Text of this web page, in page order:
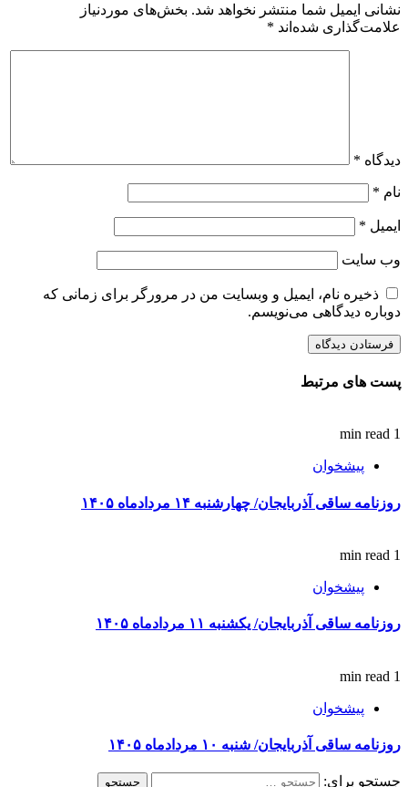
نشانی ایمیل شما منتشر نخواهد شد. بخش‌های موردنیاز
علامت‌گذاری شده‌اند *
دیدگاه *
نام *
ایمیل *
وب‌ سایت
ذخیره نام، ایمیل و وبسایت من در مرورگر برای زمانی که
دوباره دیدگاهی می‌نویسم.
پست های مرتبط
1 min read
پیشخوان
روزنامه ساقی آذربایجان/ چهارشنبه ۱۴ مردادماه ۱۴۰۵
1 min read
پیشخوان
روزنامه ساقی آذربایجان/ یکشنبه ۱۱ مردادماه ۱۴۰۵
1 min read
پیشخوان
روزنامه ساقی آذربایجان/ شنبه ۱۰ مردادماه ۱۴۰۵
جستجو برای: